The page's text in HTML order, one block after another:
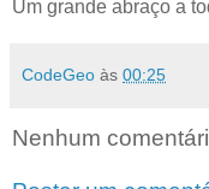
Um grande abraço a
CodeGeo às 00:25
Nenhum